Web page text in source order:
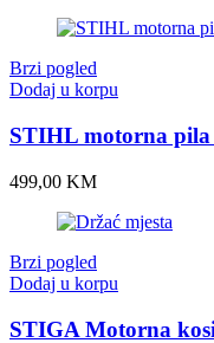
Brzi pogled
Dodaj u korpu
STIHL motorna
499,00 KM
Brzi pogled
Dodaj u korpu
STIGA Motorna